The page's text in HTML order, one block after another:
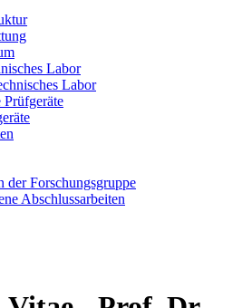
Labor
Labor
Prüfgeräte
der Forschungsgruppe
Abschlussarbeiten